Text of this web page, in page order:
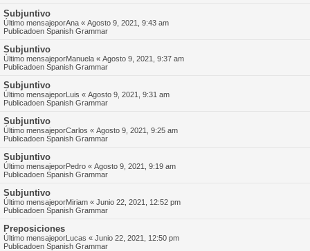
Subjuntivo
Último mensajeporAna « Agosto 9, 2021, 9:43 am
Publicadoen Spanish Grammar
Subjuntivo
Último mensajeporManuela « Agosto 9, 2021, 9:37 am
Publicadoen Spanish Grammar
Subjuntivo
Último mensajeporLuis « Agosto 9, 2021, 9:31 am
Publicadoen Spanish Grammar
Subjuntivo
Último mensajeporCarlos « Agosto 9, 2021, 9:25 am
Publicadoen Spanish Grammar
Subjuntivo
Último mensajeporPedro « Agosto 9, 2021, 9:19 am
Publicadoen Spanish Grammar
Subjuntivo
Último mensajeporMiriam « Junio 22, 2021, 12:52 pm
Publicadoen Spanish Grammar
Preposiciones
Último mensajeporLucas « Junio 22, 2021, 12:50 pm
Publicadoen Spanish Grammar